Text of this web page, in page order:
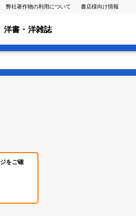
弊社著作物の利用について 書店様向け情報
洋書・洋雑誌
をご確